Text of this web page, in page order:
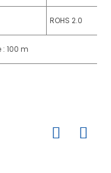
ROHS 2.0
100 m